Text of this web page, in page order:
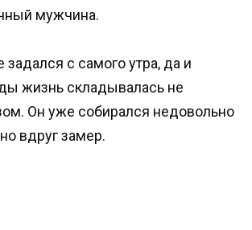
мужчина.
задался с самого утра, да и
жизнь складывалась не
Он уже собирался недовольно
вдруг замер.